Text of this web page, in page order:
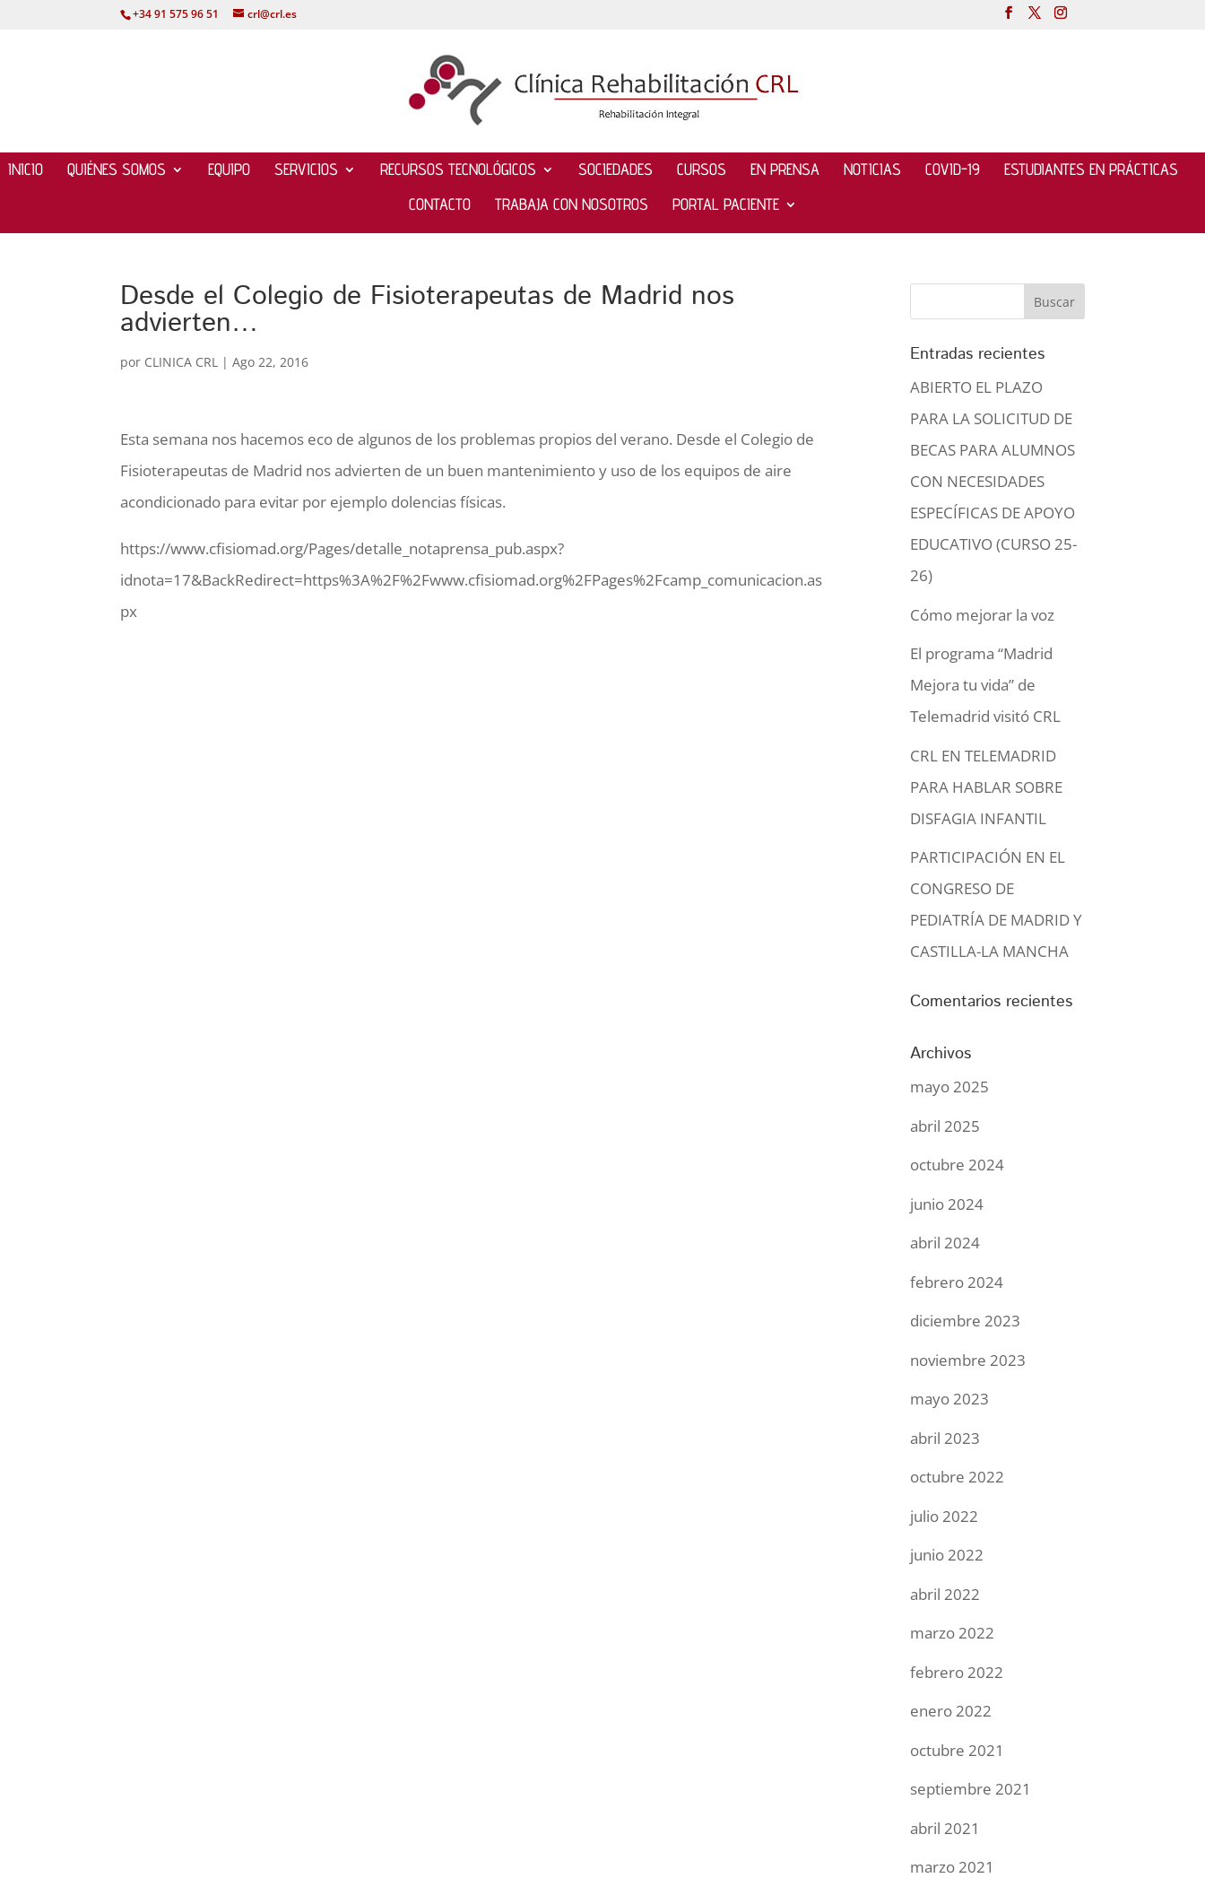
+34 91 575 96 51 crl@crl.es
INICIO QUIÉNES SOMOS EQUIPO SERVICIOS RECURSOS TECNOLÓGICOS SOCIEDADES CURSOS EN PRENSA NOTICIAS COVID-19
ESTUDIANTES EN PRÁCTICAS
CONTACTO
TRABAJA CON NOSOTROS PORTAL PACIENTE
Desde el Colegio de Fisioterapeutas de Madrid nos
advierten…
por CLINICA CRL |Ago 22, 2016
Esta semana nos hacemos eco de algunos de los problemas propios del verano. Desde el Colegio de
Fisioterapeutas de Madrid nos advierten de un buen mantenimiento y uso de los equipos de aire
acondicionado para evitar por ejemplo dolencias físicas.
https://www.cfisiomad.org/Pages/detalle_notaprensa_pub.aspx?
idnota=17&BackRedirect=https%3A%2F%2Fwww.cfisiomad.org%2FPages%2Fcamp_comunicacion.as
px
Entradas recientes
ABIERTO EL PLAZO
PARA LA SOLICITUD DE
BECAS PARA ALUMNOS
CON NECESIDADES
ESPECÍFICAS DE APOYO
EDUCATIVO (CURSO 25-
26)
Cómo mejorar la voz
El programa “Madrid
Mejora tu vida” de
Telemadrid visitó CRL
CRL EN TELEMADRID
PARA HABLAR SOBRE
DISFAGIA INFANTIL
PARTICIPACIÓN EN EL
CONGRESO DE
PEDIATRÍA DE MADRID Y
CASTILLA-LA MANCHA
Comentarios recientes
Archivos
mayo 2025
abril 2025
octubre 2024
junio 2024
abril 2024
febrero 2024
diciembre 2023
noviembre 2023
mayo 2023
abril 2023
octubre 2022
julio 2022
junio 2022
abril 2022
marzo 2022
febrero 2022
enero 2022
octubre 2021
septiembre 2021
abril 2021
marzo 2021